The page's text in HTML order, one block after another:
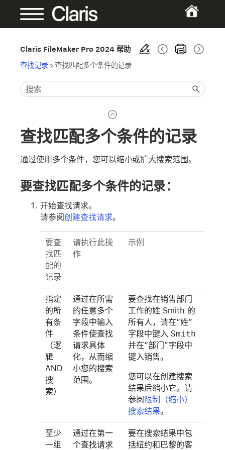
Claris FileMaker Pro 2024 帮助
查找记录>查找匹配多个条件的记录
查找匹配多个条件的记录
通过使用多个条件，您可以缩小或扩大搜索范围。
要查找匹配多个条件的记录：
开始查找请求。
请参阅创建查找请求。
要查
找匹
配的
记录
请执行此操
作
示例
指定
的所
有条
件
（逻
辑
AND
搜
索）
通过在所需
的任意多个
字段中输入
条件使查找
请求具体
化，从而缩
小您的搜索
范围。
要查找在销售部门
工作的姓 Smith 的
所有人，请在“姓”
字段中键入 Smith
并在“部门”字段中
键入销售。
您可以在创建搜索
结果后缩小它。请
参阅 限制（缩小）
搜索结果。
至少
一组
通过在第一
个查找请求
要在搜索结果中包
括纽约和巴黎的客